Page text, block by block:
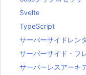
Svelte
TypeScript
サーバーサイドレン
サーバーサイド・フ
サーバーレスアーキ